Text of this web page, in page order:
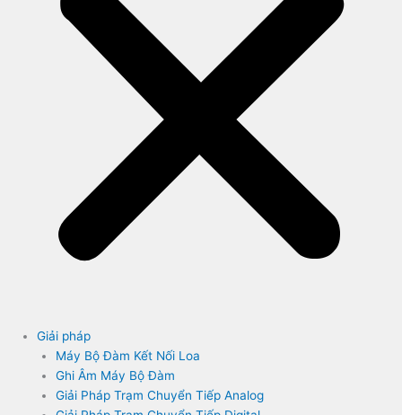
Giải pháp
Máy Bộ Đàm Kết Nối Loa
Ghi Âm Máy Bộ Đàm
Giải Pháp Trạm Chuyển Tiếp Analog